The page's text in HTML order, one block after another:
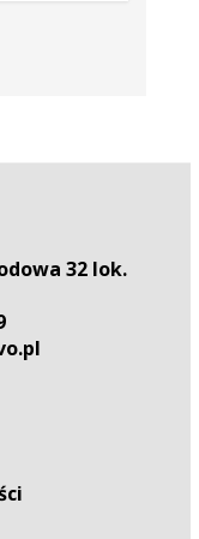
32 lok.